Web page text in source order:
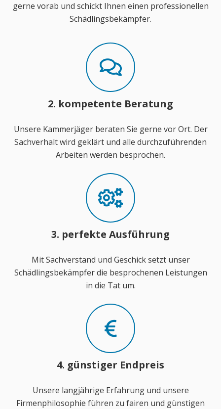
gerne vorab und schickt Ihnen einen professionellen
Schädlingsbekämpfer.
2. kompetente Beratung
Unsere Kammerjäger beraten Sie gerne vor Ort. Der
Sachverhalt wird geklärt und alle durchzuführenden
Arbeiten werden besprochen.
3. perfekte Ausführung
Mit Sachverstand und Geschick setzt unser
Schädlingsbekämpfer die besprochenen Leistungen
in die Tat um.
4. günstiger Endpreis
Unsere langjährige Erfahrung und unsere
Firmenphilosophie führen zu fairen und günstigen